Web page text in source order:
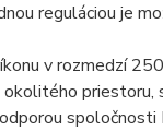
reguláciou je
v rozmedzí
priestoru,
spoločnosti